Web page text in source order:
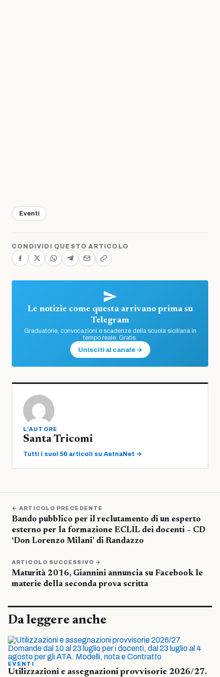
Eventi
CONDIVIDI QUESTO ARTICOLO
Le notizie come questa arrivano prima su
Telegram
Graduatorie, convocazioni e scadenze della scuola siciliana in
tempo reale. Gratis.
Unisciti al canale →
L'AUTORE
Santa Tricomi
Tutti i suoi 56 articoli su AetnaNet →
← ARTICOLO PRECEDENTE
Bando pubblico per il reclutamento di un esperto
esterno per la formazione ECLIL dei docenti – CD
‘Don Lorenzo Milani’ di Randazzo
ARTICOLO SUCCESSIVO →
Maturità 2016, Giannini annuncia su Facebook le
materie della seconda prova scritta
Da leggere anche
EVENTI
Utilizzazioni e assegnazioni provvisorie 2026/27.